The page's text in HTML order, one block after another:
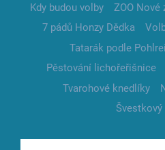
Kdy budou volby
ZOO Nové
7 pádů Honzy Dědka
Tatarák podle
Pěstování lichořeřišnice
Tvarohové knedlíky